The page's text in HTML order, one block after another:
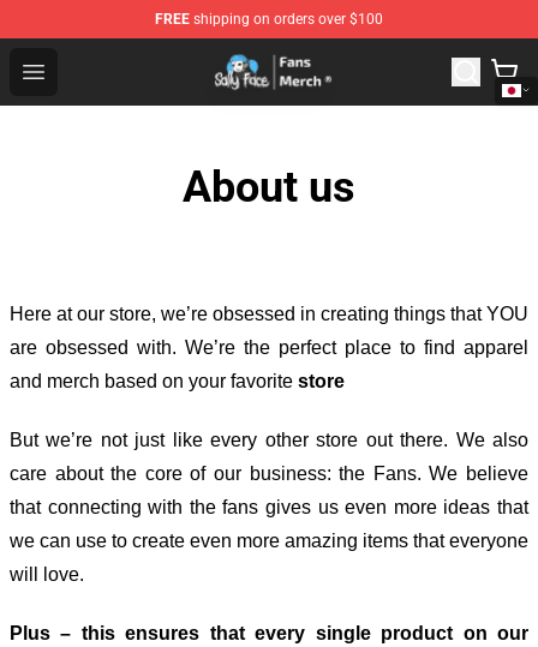
FREE shipping on orders over $100
Open menu
Sally Face Store - Official Sally Face Merchandise Shop
About us
Here at our store, we’re obsessed in creating things that YOU
are obsessed with. We’re the perfect place to find apparel
and merch based on your favorite store
But we’re not just like every other store out there. We also
care about the core of our business: the Fans. We believe
that connecting with the fans gives us even more ideas that
we can use to create even more amazing items that everyone
will love.
Plus – this ensures that every single product on our